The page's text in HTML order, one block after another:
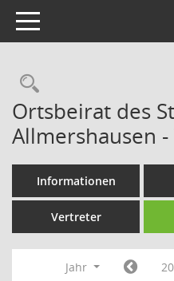
Toggle navigation
Ortsbeirat des
Allmershausen
Informationen
Vertreter
Jahr